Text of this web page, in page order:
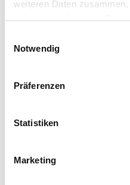
weiteren Daten
haben oder die sie im
Notwendig
Präferenzen
Statistiken
Marketing
- Zertifizierte Faservliese
- Umweltfreundliche Latexfarben
SPEZIFIKATIONEN